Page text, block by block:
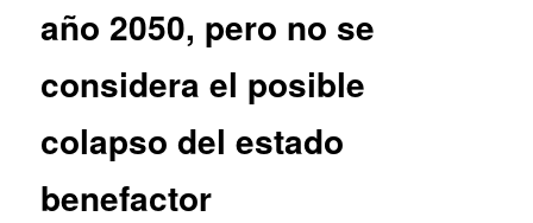
año 2050, pero no se
considera el posible
colapso del estado
benefactor